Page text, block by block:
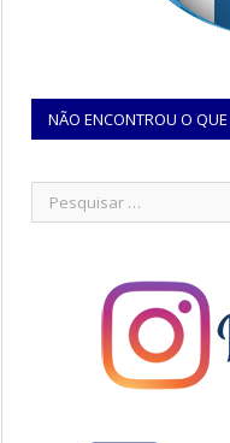
NÃO ENCONTROU O